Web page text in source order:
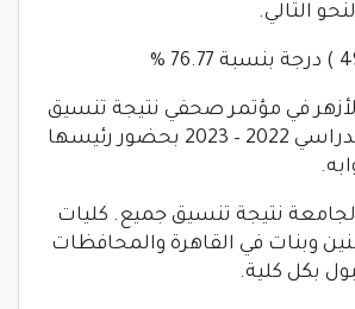
التالي.
في مؤتمر صحفي نتيجة تنسيق
الكليات للعام الدراسي 2022 – 2023 بحضور رئيسها
نتيجة تنسيق جميع. كليات
وبنات في القاهرة والمحافظات
بكل كلية.